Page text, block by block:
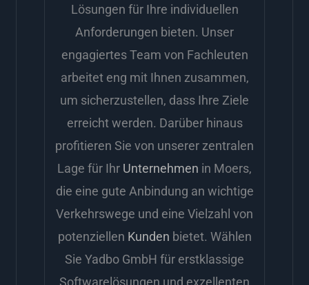
Lösungen für Ihre individuellen
Anforderungen bieten. Unser
engagiertes Team von Fachleuten
arbeitet eng mit Ihnen zusammen,
um sicherzustellen, dass Ihre Ziele
erreicht werden. Darüber hinaus
profitieren Sie von unserer zentralen
Lage für Ihr Unternehmen in Moers,
die eine gute Anbindung an wichtige
Verkehrswege und eine Vielzahl von
potenziellen Kunden bietet. Wählen
Sie Yadbo GmbH für erstklassige